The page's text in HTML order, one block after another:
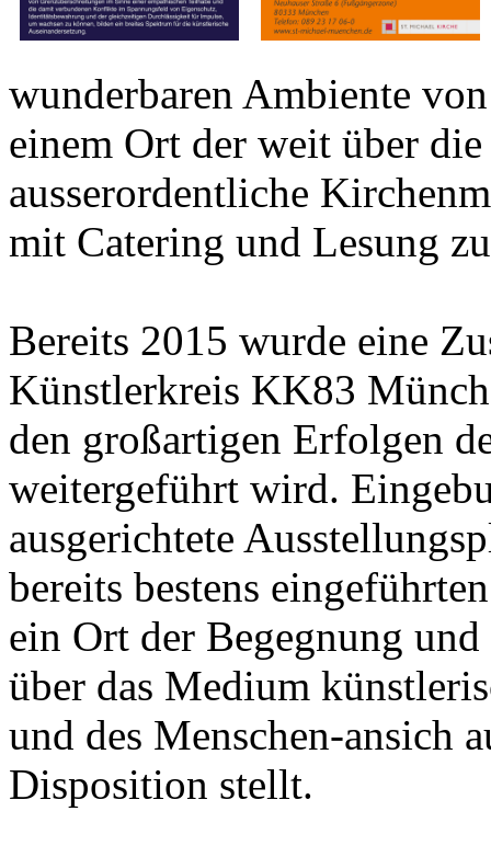
wunderbaren Ambiente
einem Ort der weit über
ausserordentliche
mit Catering und Lesung
Bereits 2015 wurde eine
Künstlerkreis KK83
den großartigen Erfolgen
weitergeführt wird.
ausgerichtete
bereits bestens
ein Ort der Begegnung und
über das Medium
und des Menschen-ansich
Disposition stellt.